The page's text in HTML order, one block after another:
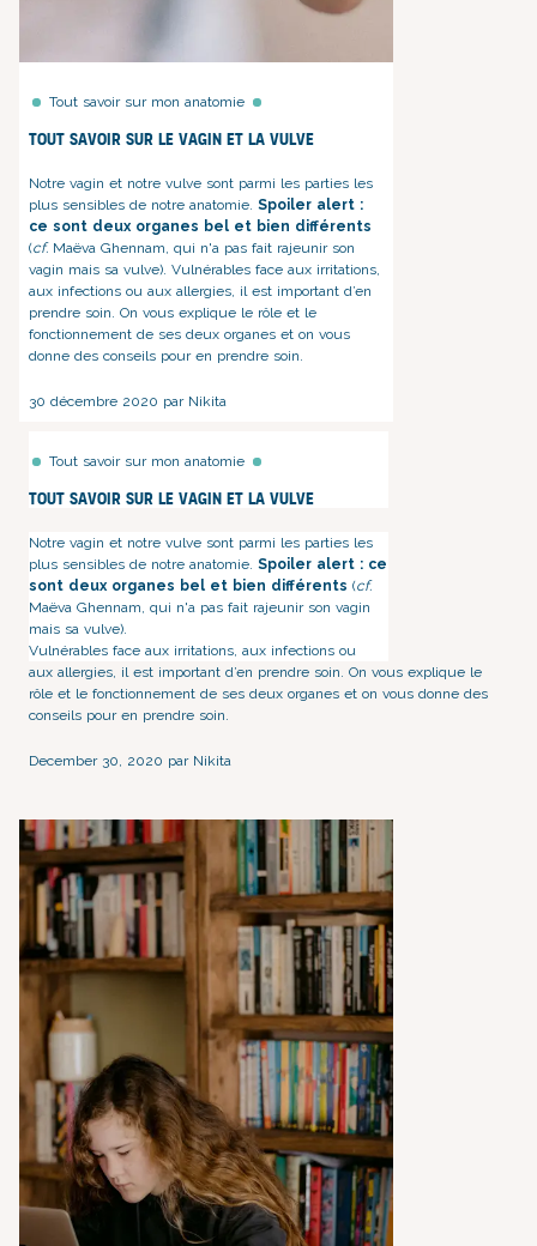
Tout savoir sur mon anatomie
Tout savoir sur le vagin et la vulve
Notre vagin et notre vulve sont parmi les parties les
plus sensibles de notre anatomie. Spoiler alert :
ce sont deux organes bel et bien différents
(cf.Maëva Ghennam, qui n'a pas fait rajeunir son
vagin mais sa vulve). Vulnérables face aux irritations,
aux infections ou aux allergies, il est important d’en
prendre soin. On vous explique le rôle et le
fonctionnement de ses deux organes et on vous
donne des conseils pour en prendre soin.
30 décembre 2020 par Nikita
Tout savoir sur mon anatomie
Tout savoir sur le vagin et la vulve
Notre vagin et notre vulve sont parmi les parties les
plus sensibles de notre anatomie. Spoiler alert : ce
sont deux organes bel et bien différents (cf.
Maëva Ghennam, qui n'a pas fait rajeunir son vagin
mais sa vulve).
Vulnérables face aux irritations, aux infections ou
aux allergies, il est important d’en prendre soin. On vous explique le
rôle et le fonctionnement de ses deux organes et on vous donne des
conseils pour en prendre soin.
December 30, 2020 par Nikita